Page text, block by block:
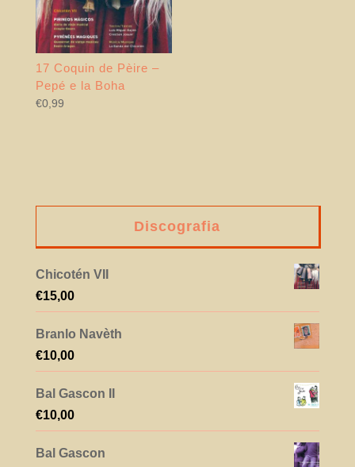
17 Coquin de Pèire –
Pepé e la Boha
€0,99
Discografia
Chicotén VII
€15,00
Branlo Navèth
€10,00
Bal Gascon II
€10,00
Bal Gascon